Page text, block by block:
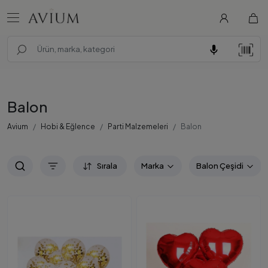
Balon
Avium Hobi & Eğlence Parti Malzemeleri Balon
Sırala Marka Balon Çeşidi